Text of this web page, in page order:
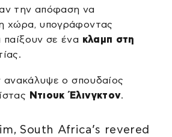
την απόφαση να
χώρα, υπογράφοντας
παίξουν σε ένα κλαμπ στη
ανακάλυψε ο σπουδαίος
Ντιουκ Έλινγκτον.
South Africa’s revered